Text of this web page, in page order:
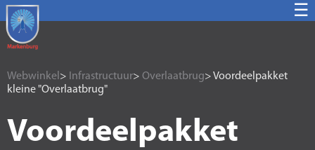
☰
Webwinkel > Infrastructuur> Overlaatbrug> Voordeelpakket
kleine "Overlaatbrug"
Voordeelpakket